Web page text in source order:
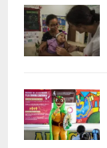
o
: